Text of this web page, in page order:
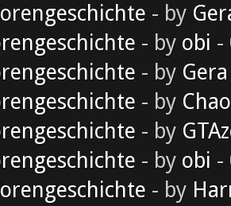
- by
- by obi -
- by Gera
- by
- by
- by obi -
- by